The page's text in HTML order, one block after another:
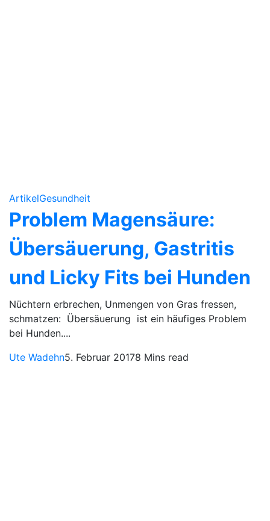
ArtikelGesundheit
Problem Magensäure:
Übersäuerung, Gastritis
und Licky Fits bei Hunden
Nüchtern erbrechen, Unmengen von Gras fressen,
schmatzen: Übersäuerung ist ein häufiges Problem
bei Hunden....
Ute Wadehn5. Februar 20178 Mins read